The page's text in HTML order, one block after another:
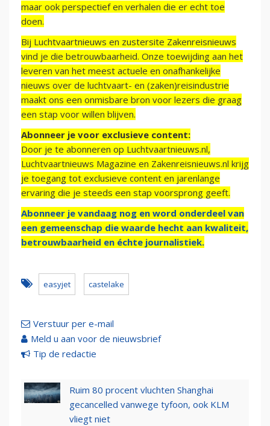
maar ook perspectief en verhalen die er echt toe
doen.
Bij Luchtvaartnieuws en zustersite Zakenreisnieuws
vind je die betrouwbaarheid. Onze toewijding aan het
leveren van het meest actuele en onafhankelijke
nieuws over de luchtvaart- en (zaken)reisindustrie
maakt ons een onmisbare bron voor lezers die graag
een stap voor willen blijven.
Abonneer je voor exclusieve content:
Door je te abonneren op Luchtvaartnieuws.nl,
Luchtvaartnieuws Magazine en Zakenreisnieuws.nl krijg
je toegang tot exclusieve content en jarenlange
ervaring die je steeds een stap voorsprong geeft.
Abonneer je vandaag nog en word onderdeel van
een gemeenschap die waarde hecht aan kwaliteit,
betrouwbaarheid en échte journalistiek.
easyjet castelake
Verstuur per e-mail
Meld u aan voor de nieuwsbrief
Tip de redactie
Ruim 80 procent vluchten Shanghai
gecancelled vanwege tyfoon, ook KLM
vliegt niet